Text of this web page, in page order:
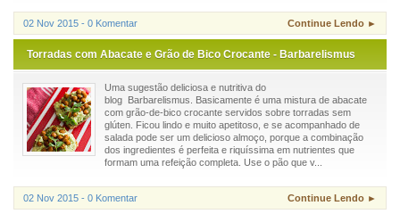
02 Nov 2015 - 0 Komentar Continue Lendo ►
Torradas com Abacate e Grão de Bico Crocante - Barbarelismus
Uma sugestão deliciosa e nutritiva do
blog Barbarelismus. Basicamente é uma mistura de abacate
com grão-de-bico crocante servidos sobre torradas sem
glúten. Ficou lindo e muito apetitoso, e se acompanhado de
salada pode ser um delicioso almoço, porque a combinação
dos ingredientes é perfeita e riquíssima em nutrientes que
formam uma refeição completa. Use o pão que v...
02 Nov 2015 - 0 Komentar Continue Lendo ►